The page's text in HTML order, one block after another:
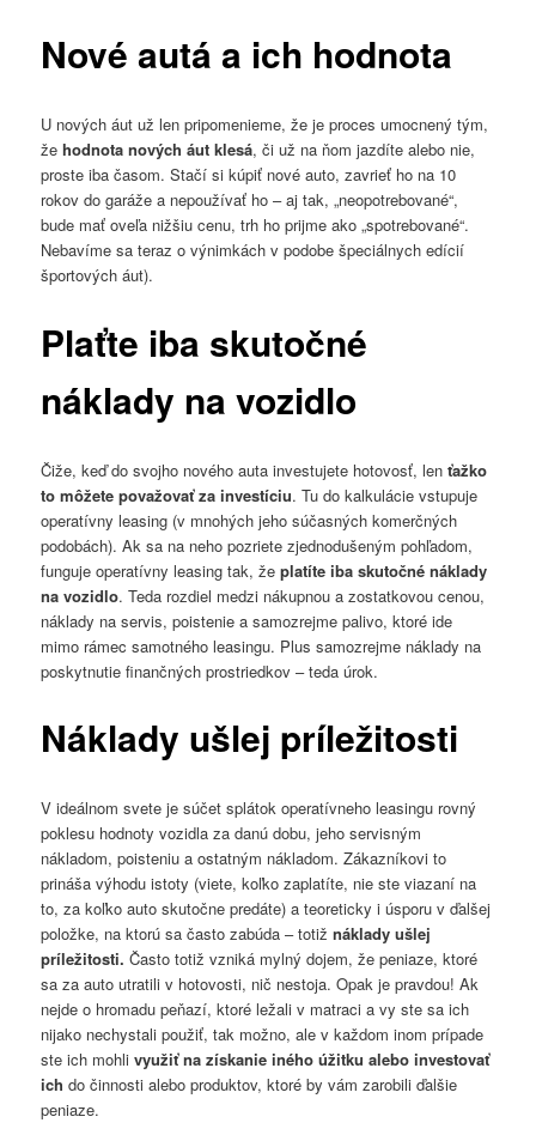
Nové autá a ich hodnota
U nových áut už len pripomenieme, že je proces umocnený tým,
žehodnota nových áut klesá, či už na ňom jazdíte alebo nie,
proste iba časom. Stačí si kúpiť nové auto, zavrieť ho na 10
rokov do garáže a nepoužívať ho – aj tak, „neopotrebované“,
bude mať oveľa nižšiu cenu, trh ho prijme ako „spotrebované“.
Nebavíme sa teraz o výnimkách v podobe špeciálnych edícií
športových áut).
Plaťte iba skutočné
náklady na vozidlo
Čiže, keď do svojho nového auta investujete hotovosť, lenťažko
to môžete považovať za investíciu. Tu do kalkulácie vstupuje
operatívny leasing (v mnohých jeho súčasných komerčných
podobách). Ak sa na neho pozriete zjednodušeným pohľadom,
funguje operatívny leasing tak, žeplatíte iba skutočné náklady
na vozidlo. Teda rozdiel medzi nákupnou a zostatkovou cenou,
náklady na servis, poistenie a samozrejme palivo, ktoré ide
mimo rámec samotného leasingu. Plus samozrejme náklady na
poskytnutie finančných prostriedkov – teda úrok.
Náklady ušlej príležitosti
V ideálnom svete je súčet splátok operatívneho leasingu rovný
poklesu hodnoty vozidla za danú dobu, jeho servisným
nákladom, poisteniu a ostatným nákladom. Zákazníkovi to
prináša výhodu istoty (viete, koľko zaplatíte, nie ste viazaní na
to, za koľko auto skutočne predáte) a teoreticky i úsporu v ďalšej
položke, na ktorú sa často zabúda – totižnáklady ušlej
príležitosti. Často totiž vzniká mylný dojem, že peniaze, ktoré
sa za auto utratili v hotovosti, nič nestoja. Opak je pravdou! Ak
nejde o hromadu peňazí, ktoré ležali v matraci a vy ste sa ich
nijako nechystali použiť, tak možno, ale v každom inom prípade
ste ich mohlivyužiť na získanie iného úžitku alebo investovať
ich do činnosti alebo produktov, ktoré by vám zarobili ďalšie
peniaze.